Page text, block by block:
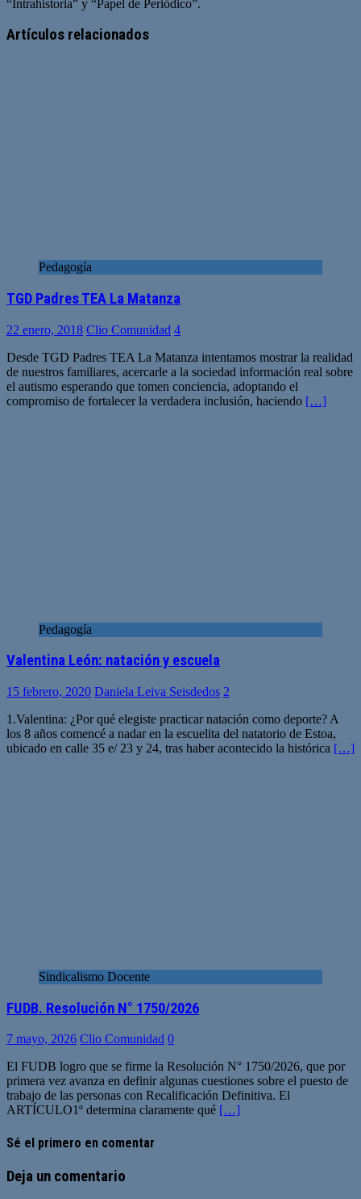
“Intrahistoria” y “Papel de Periódico”.
web
Artículos relacionados
Pedagogía
TGD Padres TEA La Matanza
22 enero, 2018 Clio Comunidad 4
Desde TGD Padres TEA La Matanza intentamos mostrar la realidad
de nuestros familiares, acercarle a la sociedad información real sobre
el autismo esperando que tomen conciencia, adoptando el
compromiso de fortalecer la verdadera inclusión, haciendo […]
Pedagogía
Valentina León: natación y escuela
15 febrero, 2020 Daniela Leiva Seisdedos 2
1.Valentina: ¿Por qué elegiste practicar natación como deporte? A
los 8 años comencé a nadar en la escuelita del natatorio de Estoa,
ubicado en calle 35 e/ 23 y 24, tras haber acontecido la histórica […]
Sindicalismo Docente
FUDB. Resolución N° 1750/2026
7 mayo, 2026 Clio Comunidad 0
El FUDB logro que se firme la Resolución N° 1750/2026, que por
primera vez avanza en definir algunas cuestiones sobre el puesto de
trabajo de las personas con Recalificación Definitiva. El
ARTÍCULO1º determina claramente qué […]
Sé el primero en comentar
Deja un comentario